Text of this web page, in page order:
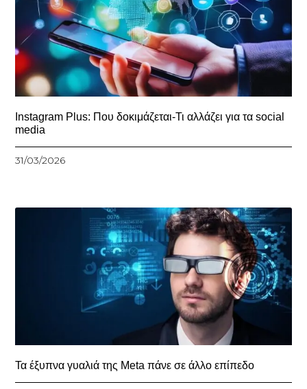
Instagram Plus: Που δοκιμάζεται-Τι αλλάζει για τα social
media
31/03/2026
Τα έξυπνα γυαλιά της Meta πάνε σε άλλο επίπεδο